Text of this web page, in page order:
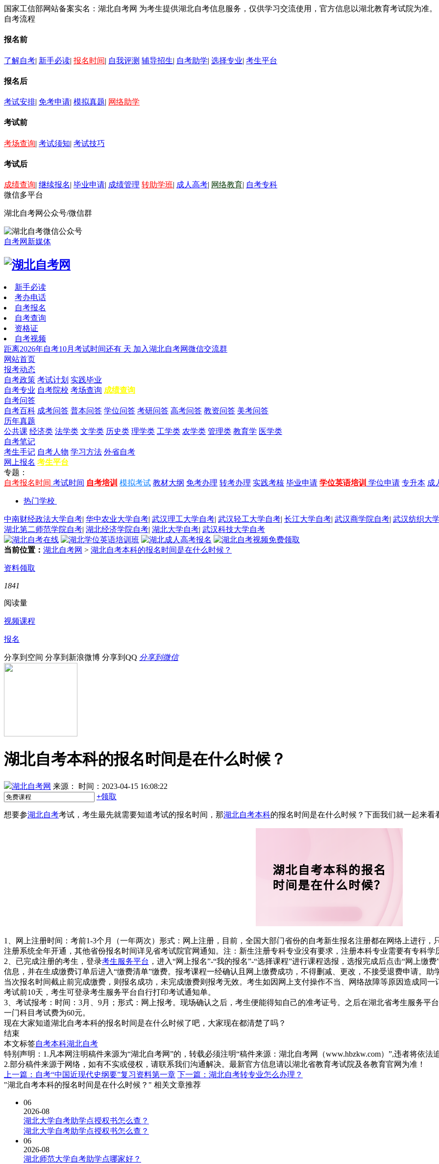
国家工信部网站备案实名：湖北自考网 为考生提供湖北自考信息服务，仅供学习交流使用，官方信息以湖北教育考试院为准。
自考流程
报名前
了解自考| 新手必读| 报名时间| 自我评测 辅导招生| 自考助学| 选择专业| 考生平台
报名后
考试安排| 免考申请| 模拟真题| 网络助学
考试前
考场查询| 考试须知| 考试技巧
考试后
成绩查询| 继续报名| 毕业申请| 成绩管理 转助学班| 成人高考| 网络教育| 自考专科
微信多平台
湖北自考网公众号/微信群
自考网新媒体
新手必读
考办电话
自考报名
自考查询
资格证
自考视频
距离2026年自考10月考试时间还有 天 加入湖北自考网微信交流群
网站首页
报考动态
自考政策 考试计划 实践毕业
自考专业 自考院校 考场查询 成绩查询
自考问答
自考百科 成考问答 普本问答 学位问答 考研问答 高考问答 教资问答 美考问答
历年真题
公共课 经济类 法学类 文学类 历史类 理学类 工学类 农学类 管理类 教育学 医学类
自考笔记
考生手记 自考人物 学习方法 外省自考
网上报名 考生平台
专题：
自考报名时间 考试时间 自考培训 模拟考试 教材大纲 免考办理 转考办理 实践考核 毕业申请 学位英语培训 学位申请 专升本 成
热门学校
中南财经政法大学自考| 华中农业大学自考| 武汉理工大学自考| 武汉轻工大学自考| 长江大学自考| 武汉商学院自考| 武汉纺织大
湖北第二师范学院自考| 湖北经济学院自考| 湖北大学自考| 武汉科技大学自考
当前位置： 湖北自考网 > 湖北自考本科的报名时间是在什么时候？
资料领取
1841
阅读量
视频课程
报名
分享到空间 分享到新浪微博 分享到QQ 分享到微信
湖北自考本科的报名时间是在什么时候？
湖北自考网 来源：
时间：2023-04-15 16:08:22
+领取
想要参湖北自考考试，考生最先就需要知道考试的报名时间，那湖北自考本科的报名时间是在什么时候？下面我们就一起来看
1、网上注册时间：考前1-3个月（一年两次）形式：网上注册，目前，全国大部门省份的自考新生报名注册都在网络上进行
注册系统全年开通，其他省份报名时间详见省考试院官网通知。注：新生注册专科专业没有要求，注册本科专业需要有专科
2、已完成注册的考生，登录考生服务平台 ，进入“网上报名”-“我的报名”-“选择课程”进行课程选报，选报完成后点击“网上
信息，并在生成缴费订单后进入“缴费清单”缴费。报考课程一经确认且网上缴费成功，不得删减、更改，不接受退费申请。
当次报名时间截止前完成缴费，则报名成功，未完成缴费则报考无效。考生如因网上支付操作不当、网络故障等原因造成同
考试前10天，考生可登录考生服务平台自行打印考试通知单。
3、考试报考：时间：3月、9月；形式：网上报考。现场确认之后，考生便能得知自己的准考证号。之后在湖北省考生服务平
一门科目考试费为60元。
现在大家知道湖北自考本科的报名时间是在什么时候了吧，大家现在都清楚了吗？
结束
本文标签自考本科湖北自考
特别声明：1.凡本网注明稿件来源为“湖北自考网”的，转载必须注明“稿件来源：湖北自考网（www.hbzkw.com）”,违者将依法
2.部分稿件来源于网络，如有不实或侵权，请联系我们沟通解决。最新官方信息请以湖北省教育考试院及各教育官网为准！
上一篇：自考“中国近现代史纲要”复习资料第一章 下一篇：湖北自考转专业怎么办理？
"湖北自考本科的报名时间是在什么时候？" 相关文章推荐
06
2026-08
湖北大学自考助学点授权书怎么查？
湖北大学自考助学点授权书怎么查？
06
2026-08
湖北师范大学自考助学点哪家好？